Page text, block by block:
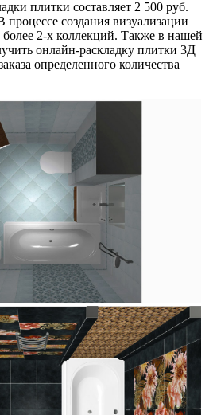
плитки составляет 2 500 руб.
создания визуализации
более 2-х коллекций. Также в нашей
онлайн-раскладку плитки 3Д
определенного количества